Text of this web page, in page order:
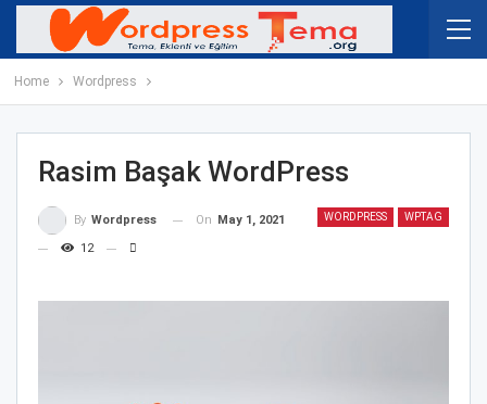
Home Wordpress
Rasim Başak WordPress
WORDPRESS WPTAG
By Wordpress On May 1, 2021
12